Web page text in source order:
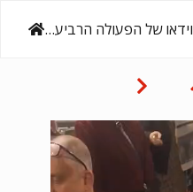
וידאו של הפעולה הרביעית, 19.4.25